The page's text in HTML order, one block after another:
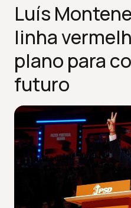
Luís
linha
plano para
futuro